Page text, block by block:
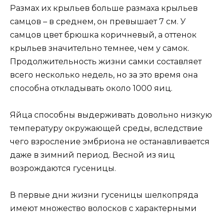
Размах их крыльев больше размаха крыльев
самцов – в среднем, он превышает 7 см. У
самцов цвет брюшка коричневый, а оттенок
крыльев значительно темнее, чем у самок.
Продолжительность жизни самки составляет
всего несколько недель, но за это время она
способна откладывать около 1000 яиц.
Яйца способны выдерживать довольно низкую
температуру окружающей среды, вследствие
чего взросление эмбриона не останавливается
даже в зимний период. Весной из яиц
возрождаются гусеницы.
В первые дни жизни гусеницы шелкопряда
имеют множество волосков с характерными